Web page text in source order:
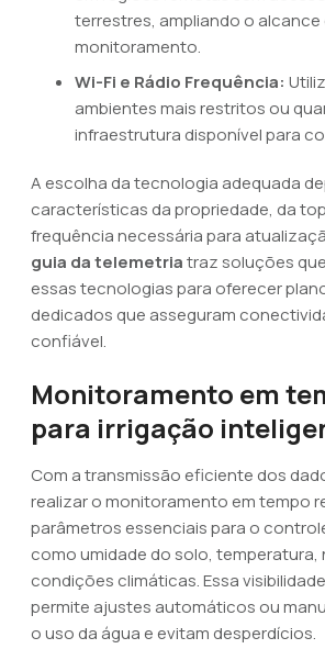
terrestres, ampliando o alcance
monitoramento.
Wi-Fi e Rádio Frequência:
ambientes mais restritos ou
infraestrutura disponível para
A escolha da tecnologia adequada
características da propriedade, da
frequência necessária para
guia da telemetriatraz soluções
essas tecnologias para oferecer
dedicados que asseguram
confiável.
Monitoramento em
para irrigação
Com a transmissão eficiente dos
realizar o monitoramento em tempo
parâmetros essenciais para o
como umidade do solo, temperatura,
condições climáticas. Essa
permite ajustes automáticos ou
o uso da água e evitam desperdícios.